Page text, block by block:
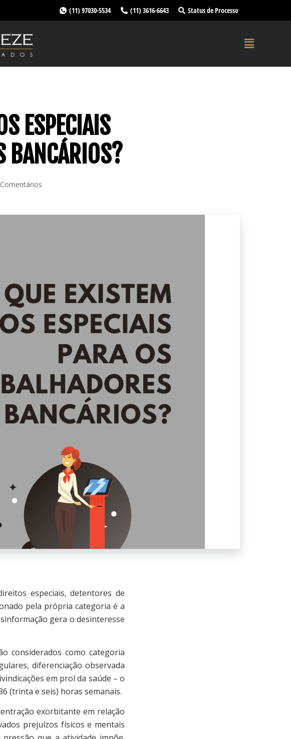
(11) 97030-5534 (11) 3616-6643 Status de Processo
ESPECIAIS
BANCÁRIOS?
especiais, detentores de
pela própria categoria é a
gera o desinteresse
como categoria
diferenciação observada
em prol da saúde – o
(trinta e seis) horas semanais.
exorbitante em relação
prejuízos físicos e mentais